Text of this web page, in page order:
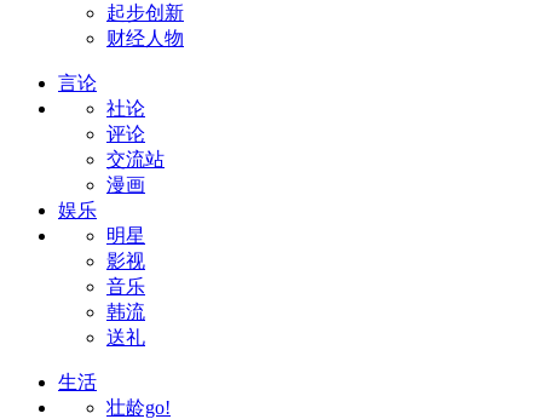
起步创新
财经人物
言论
社论
评论
交流站
漫画
娱乐
明星
影视
音乐
韩流
送礼
生活
壮龄go!